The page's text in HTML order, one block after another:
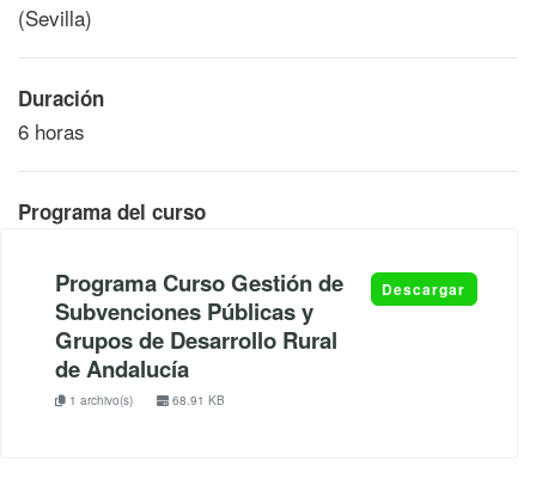
(Sevilla)
Duración
6 horas
Programa del curso
Programa Curso Gestión de
Subvenciones Públicas y
Grupos de Desarrollo Rural
de Andalucía
1 archivo(s) 68.91 KB
Descargar